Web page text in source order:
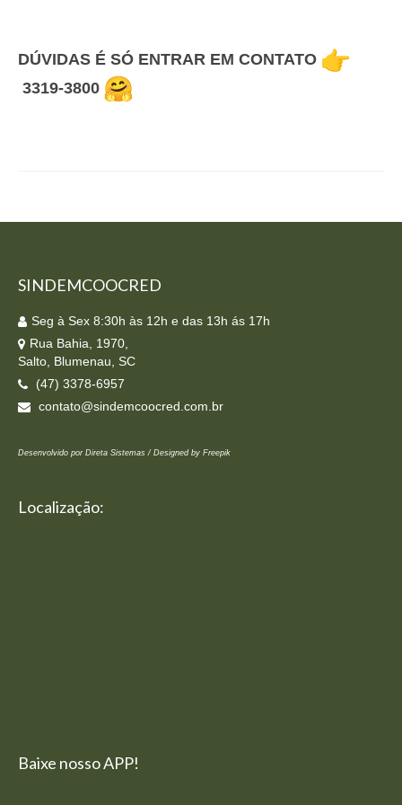
Índices
Notícias
DÚVIDAS É SÓ ENTRAR EM CONTATO
3319-3800
SINDEMCOOCRED
Seg à Sex 8:30h às 12h e das 13h ás 17h
Rua Bahia, 1970,
Salto, Blumenau, SC
(47) 3378-6957
contato@sindemcoocred.com.br
Desenvolvido por Direta Sistemas / Designed by Freepik
Localização:
Baixe nosso APP!